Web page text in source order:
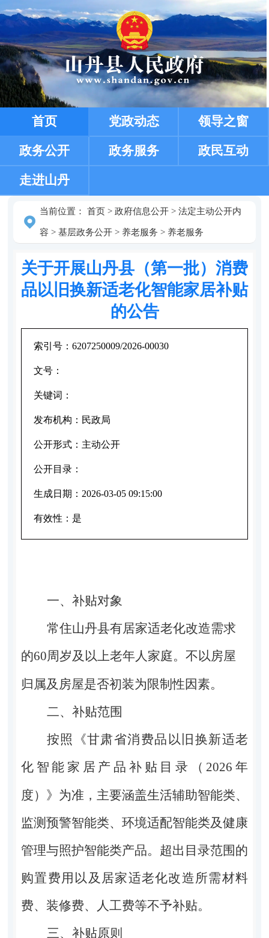
首页 党政动态 领导之窗
政务公开 政务服务 政民互动
走进山丹
当前位置： 首页> 政府信息公开> 法定主动公开内
容 > 基层政务公开> 养老服务 > 养老服务
关于开展山丹县（第一批）消费
品以旧换新适老化智能家居补贴
的公告
索引号： 6207250009/2026-00030
文号：
关键词：
发布机构： 民政局
公开形式： 主动公开
公开目录：
生成日期： 2026-03-05 09:15:00
有效性： 是
一、补贴对象
常住山丹县有居家适老化改造需求
的60周岁及以上老年人家庭。不以房屋
归属及房屋是否初装为限制性因素。
二、补贴范围
按照
《甘肃省消费品以旧换新适老
化智能家居产品补贴目录（ 2026 年
度）》为准，主要涵盖生活辅助智能类、
监测预警智能类、环境适配智能类及健康
管理与照护智能类产品。超出目录范围的
购置费用以及居家适老化改造所需材料
费、装修费、人工费等不予补贴。
三、补贴原则